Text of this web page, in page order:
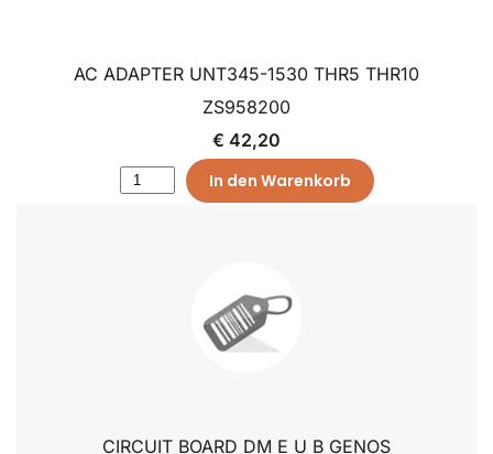
AC ADAPTER UNT345-1530 THR5 THR10
ZS958200
€ 42,20
In den Warenkorb
CIRCUIT BOARD DM E U B GENOS